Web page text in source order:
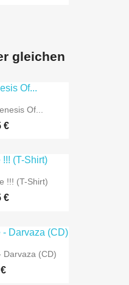
gleichen
Of...
€
!!! (T-Shirt)
€
Darvaza (CD)